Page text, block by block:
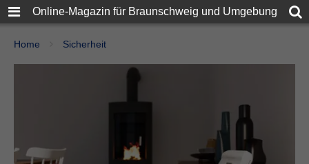
Online-Magazin für Braunschweig und Umgebung
Home Sicherheit